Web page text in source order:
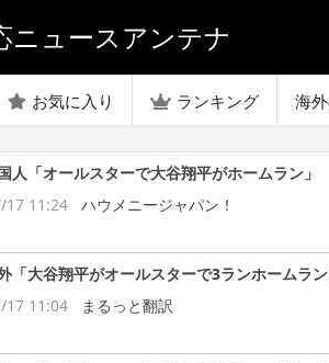
ニュースアンテナ
お気に入り ランキング 海
人「オールスターで大谷翔平がホームラン」
17 11:24
ハウメニージャパン！
「大谷翔平がオールスターで3ランホームラン
17 11:04
まるっと翻訳